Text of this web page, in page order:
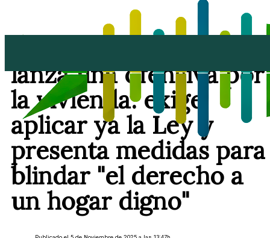
lanza una ofensiva por
la vivienda: exige
aplicar ya la Ley y
presenta medidas para
blindar "el derecho a
un hogar digno"